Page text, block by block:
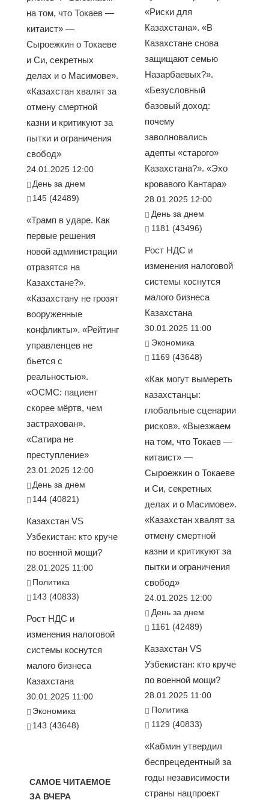
на том, что Токаев —
китаист» —
Сыроежкин о Токаеве
и Си, секретных
делах и о Масимове».
«Казахстан хвалят за
отмену смертной
казни и критикуют за
пытки и ограничения
свобод»
24.01.2025 12:00
День за днем
145 (42489)
«Трамп в ударе. Как
первые решения
новой администрации
отразятся на
Казахстане?».
«Казахстану не грозят
вооруженные
конфликты». «Рейтинг
управленцев не
бьется с
реальностью».
«ОСМС: пациент
скорее мёртв, чем
застрахован».
«Сатира не
преступление»
23.01.2025 12:00
День за днем
144 (40821)
Казахстан VS
Узбекистан: кто круче
по военной мощи?
28.01.2025 11:00
Политика
143 (40833)
Рост НДС и
изменения налоговой
системы коснутся
малого бизнеса
Казахстана
30.01.2025 11:00
Экономика
143 (43648)
САМОЕ ЧИТАЕМОЕ
ЗА ВЧЕРА
«Риски для
Казахстана». «В
Казахстане снова
защищают семью
Назарбаевых?».
«Безусловный
базовый доход:
почему
заволновались
адепты «старого»
Казахстана?». «Эхо
кровавого Кантара»
28.01.2025 12:00
День за днем
1181 (43496)
Рост НДС и
изменения налоговой
системы коснутся
малого бизнеса
Казахстана
30.01.2025 11:00
Экономика
1169 (43648)
«Как могут вымереть
казахстанцы:
глобальные сценарии
рисков». «Выезжаем
на том, что Токаев —
китаист» —
Сыроежкин о Токаеве
и Си, секретных
делах и о Масимове».
«Казахстан хвалят за
отмену смертной
казни и критикуют за
пытки и ограничения
свобод»
24.01.2025 12:00
День за днем
1161 (42489)
Казахстан VS
Узбекистан: кто круче
по военной мощи?
28.01.2025 11:00
Политика
1129 (40833)
«Кабмин утвердил
беспрецедентный за
годы независимости
страны нацпроект